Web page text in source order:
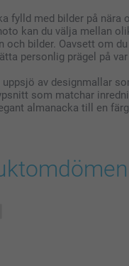
fylld med bilder på nära
kan du välja mellan
bilder. Oavsett om
personlig prägel på
av designmallar
som matchar
almanacka till en